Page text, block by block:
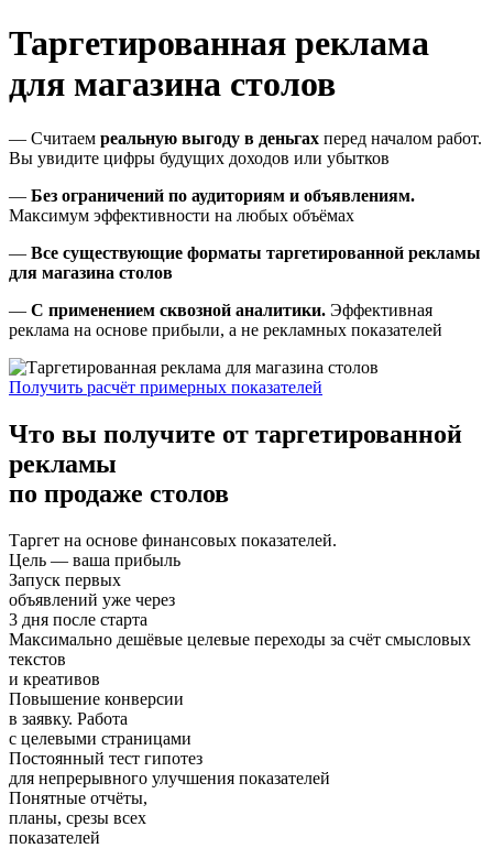
Таргетированная реклама
для магазина столов
— Считаем реальную выгоду в деньгах перед началом работ.
Вы увидите цифры будущих доходов или убытков
— Без ограничений по аудиториям и объявлениям.
Максимум эффективности на любых объёмах
— Все существующие форматы таргетированной рекламы
для магазина столов
— С применением сквозной аналитики. Эффективная
реклама на основе прибыли, а не рекламных показателей
Получить расчёт примерных показателей
Что вы получите от таргетированной
рекламы
по продаже столов
Таргет на основе финансовых показателей.
Цель — ваша прибыль
Запуск первых
объявлений уже через
3 дня после старта
Максимально дешёвые целевые переходы за счёт смысловых
текстов
и креативов
Повышение конверсии
в заявку. Работа
с целевыми страницами
Постоянный тест гипотез
для непрерывного улучшения показателей
Понятные отчёты,
планы, срезы всех
показателей